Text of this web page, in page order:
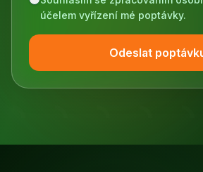
účelem vyřízení mé poptávky.
Odeslat